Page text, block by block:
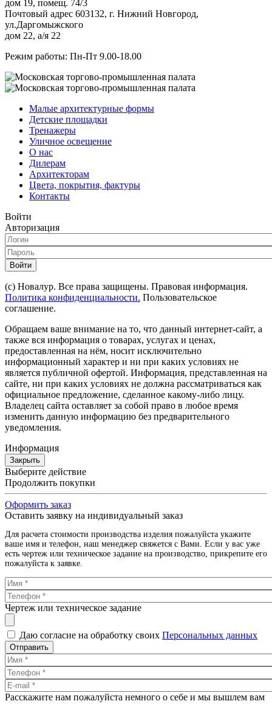
дом 19, помещ. 74/3
Почтовый адрес 603132, г. Нижний Новгород,
ул.Даргомыжского
дом 22, а/я 22
Режим работы: Пн-Пт 9.00-18.00
Малые архитектурные формы
Детские площадки
Тренажеры
Уличное освещение
О нас
Дилерам
Архитекторам
Цвета, покрытия, фактуры
Контакты
Войти
Авторизация
Войти
(с) Новалур. Все права защищены. Правовая информация.
Политика конфиденциальности. Пользовательское
соглашение.
Обращаем ваше внимание на то, что данный интернет-сайт, а
также вся информация о товарах, услугах и ценах,
предоставленная на нём, носит исключительно
информационный характер и ни при каких условиях не
является публичной офертой. Информация, представленная на
сайте, ни при каких условиях не должна рассматриваться как
официальное предложение, сделанное какому-либо лицу.
Владелец сайта оставляет за собой право в любое время
изменить данную информацию без предварительного
уведомления.
Информация
Закрыть
Выберите действие
Продолжить покупки
Оформить заказ
Оставить заявку на индивидуальный заказ
Для расчета стоимости производства изделия пожалуйста укажите
ваше имя и телефон, наш менеджер свяжется с Вами. Если у вас уже
есть чертеж или техническое задание на производство, прикрепите его
пожалуйста к заявке.
Чертеж или техническое задание
Даю согласие на обработку своих Персональных данных
Отправить
Расскажите нам пожалуйста немного о себе и мы вышлем вам